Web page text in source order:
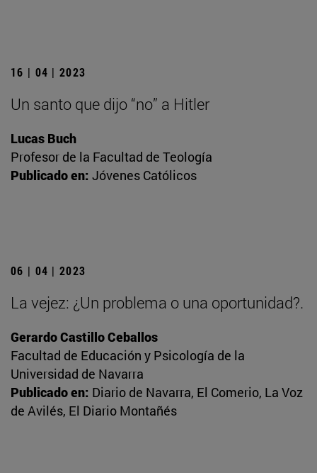
16 | 04 | 2023
Un santo que dijo “no” a Hitler
Lucas Buch
Profesor de la Facultad de Teología
Publicado en: Jóvenes Católicos
06 | 04 | 2023
La vejez: ¿Un problema o una oportunidad?.
Gerardo Castillo Ceballos
Facultad de Educación y Psicología de la
Universidad de Navarra
Publicado en: Diario de Navarra, El Comerio, La Voz
de Avilés, El Diario Montañés